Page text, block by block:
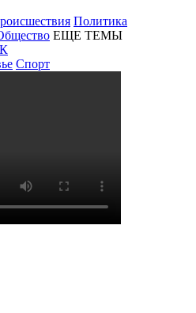
Политика
ЕЩЕ ТЕМЫ
Спорт